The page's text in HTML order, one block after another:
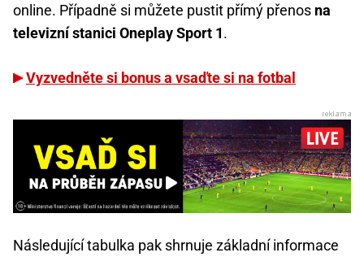
online. Případně si můžete pustit přímý přenos na
televizní stanici Oneplay Sport 1.
Vyzvedněte si bonus a vsaďte si na fotbal
Následující tabulka pak shrnuje základní informace